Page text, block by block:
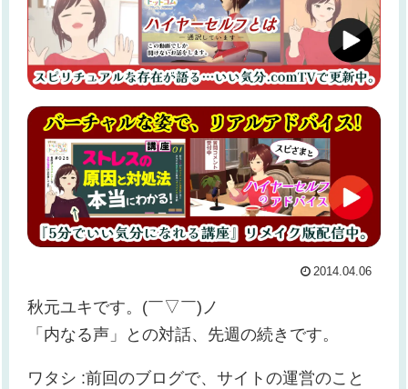
2014.04.06
秋元ユキです。(￣▽￣)ノ
「内なる声」との対話、先週の続きです。
ワタシ :前回のブログで、サイトの運営のこと